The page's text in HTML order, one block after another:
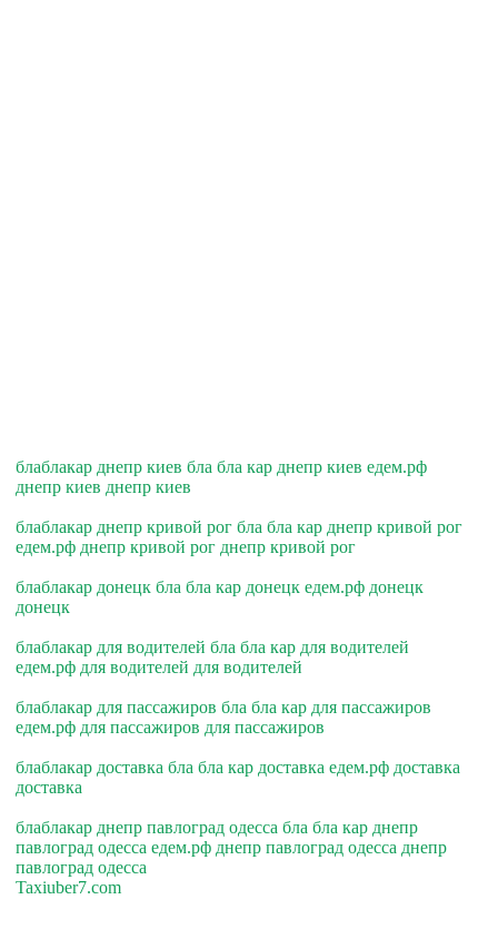
блаблакар днепр киев бла бла кар днепр киев едем.рф
днепр киев днепр киев
блаблакар днепр кривой рог бла бла кар днепр кривой рог
едем.рф днепр кривой рог днепр кривой рог
блаблакар донецк бла бла кар донецк едем.рф донецк
донецк
блаблакар для водителей бла бла кар для водителей
едем.рф для водителей для водителей
блаблакар для пассажиров бла бла кар для пассажиров
едем.рф для пассажиров для пассажиров
блаблакар доставка бла бла кар доставка едем.рф доставка
доставка
блаблакар днепр павлоград одесса бла бла кар днепр
павлоград одесса едем.рф днепр павлоград одесса днепр
павлоград одесса
Taxiuber7.com